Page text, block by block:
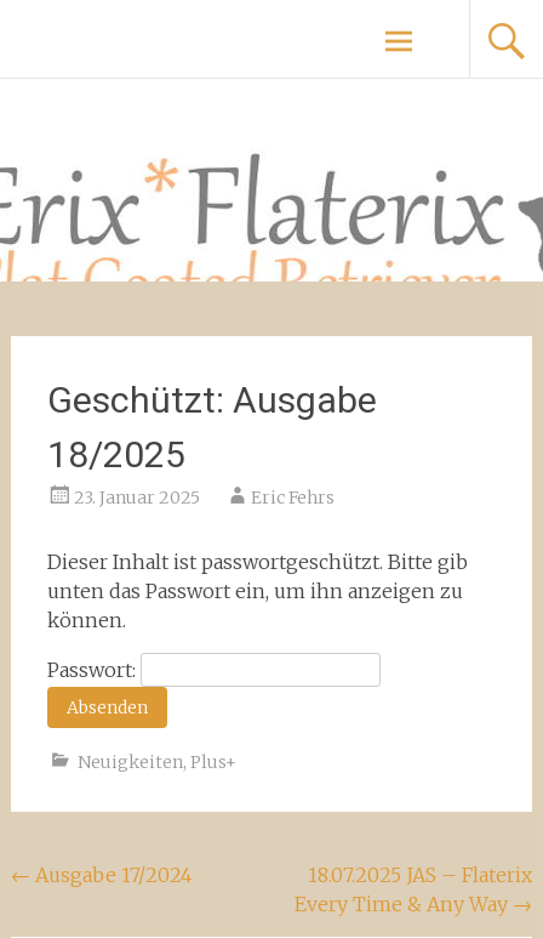
springen
Flaterix & Erix Flat Coated Retriever
Geschützt: Ausgabe
18/2025
23. Januar 2025 Eric Fehrs
Dieser Inhalt ist passwortgeschützt. Bitte gib
unten das Passwort ein, um ihn anzeigen zu
können.
Passwort:
Neuigkeiten, Plus+
Beitragsnavigation
← Ausgabe 17/2024
18.07.2025 JAS – Flaterix
Every Time & Any Way →